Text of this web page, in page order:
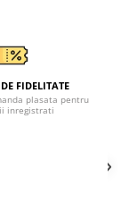
FIDELITATE
plasata pentru
inregistrati